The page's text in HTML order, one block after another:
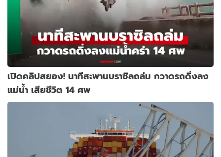
เปิดคลิปสยอง! นาทีสะพานบราซิลถล่ม กวาดรถดิ่งลง
แม่น้ำ เสียชีวิต 14 ศพ